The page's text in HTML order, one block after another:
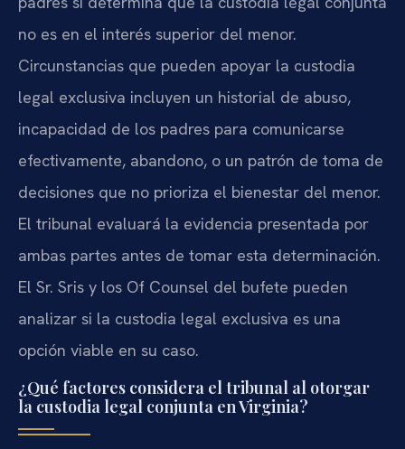
no es en el interés superior del menor.
Circunstancias que pueden apoyar la custodia
legal exclusiva incluyen un historial de abuso,
incapacidad de los padres para comunicarse
efectivamente, abandono, o un patrón de toma de
decisiones que no prioriza el bienestar del menor.
El tribunal evaluará la evidencia presentada por
ambas partes antes de tomar esta determinación.
El Sr. Sris y los Of Counsel del bufete pueden
analizar si la custodia legal exclusiva es una
opción viable en su caso.
¿Qué factores considera el tribunal al otorgar
la custodia legal conjunta en Virginia?